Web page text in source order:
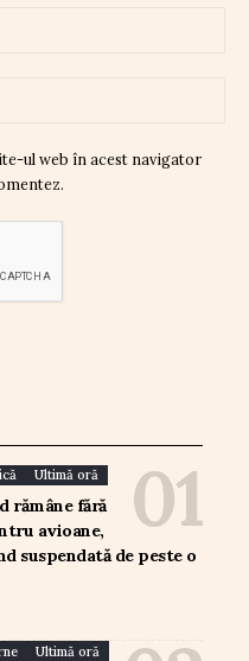
ul web în acest navigator
Ultimă oră
rămâne fără
avioane,
suspendată de peste o
Ultimă oră